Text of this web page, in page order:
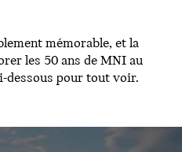
mémorable, et la
les 50 ans de MNI au
dessous pour tout voir.